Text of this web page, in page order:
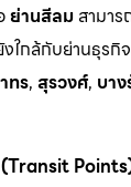
ย่านสีลม สามาร
ใกล้กับย่านธุร
ทร, สุรวงศ์, บา
(Transit